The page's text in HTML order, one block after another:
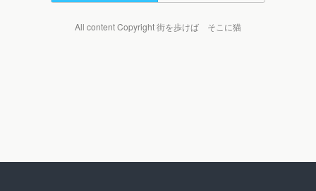
All content Copyright 街を歩けば そこに猫